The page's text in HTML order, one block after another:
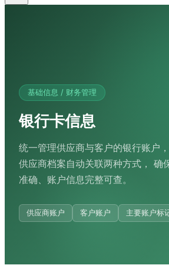
基础信息 / 财务管理
银行卡信息
统一管理供应商与客户的银行账户
供应商档案自动关联两种方式， 确
准确、账户信息完整可查。
供应商账户 客户账户 主要账户标